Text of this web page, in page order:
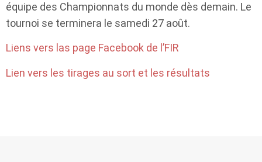
équipe des Championnats du monde dès demain. Le
tournoi se terminera le samedi 27 août.
Liens vers las page Facebook de l’FIR
Lien vers les tirages au sort et les résultats